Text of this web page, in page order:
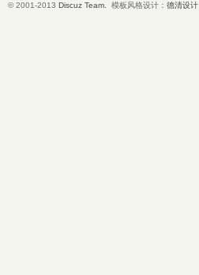
© 2001-2013 Discuz Team. 模板风格设计： 德清设计